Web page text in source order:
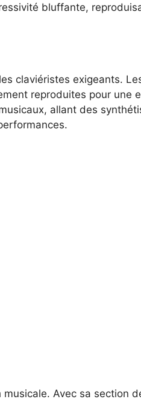
bluffante,
claviéristes exigeants.
reproduites pour une
allant des
Avec sa section